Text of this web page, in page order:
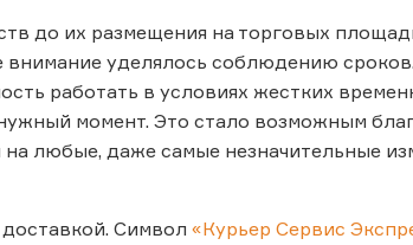
до их размещения на торговых
уделялось соблюдению
работать в условиях жестких
момент. Это стало возможным
любые, даже самые незначительные
Символ «Курьер Сервис